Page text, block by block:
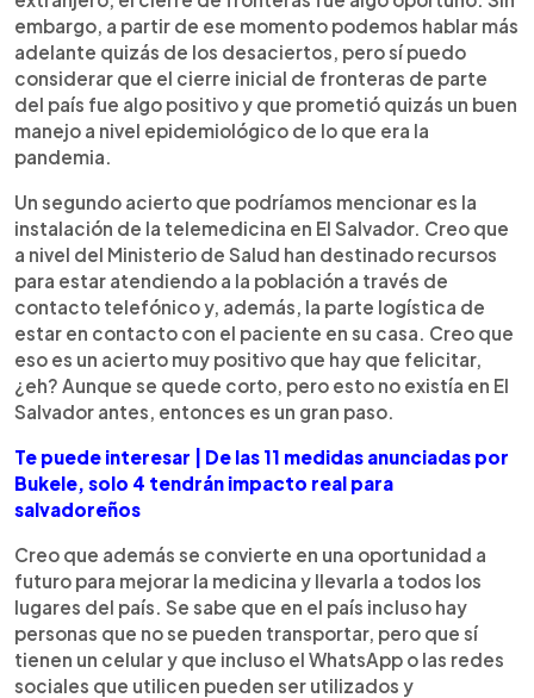
embargo, a partir de ese momento podemos hablar más
adelante quizás de los desaciertos, pero sí puedo
considerar que el cierre inicial de fronteras de parte
del país fue algo positivo y que prometió quizás un buen
manejo a nivel epidemiológico de lo que era la
pandemia.
Un segundo acierto que podríamos mencionar es la
instalación de la telemedicina en El Salvador. Creo que
a nivel del Ministerio de Salud han destinado recursos
para estar atendiendo a la población a través de
contacto telefónico y, además, la parte logística de
estar en contacto con el paciente en su casa. Creo que
eso es un acierto muy positivo que hay que felicitar,
¿eh? Aunque se quede corto, pero esto no existía en El
Salvador antes, entonces es un gran paso.
Te puede interesar | De las 11 medidas anunciadas por
Bukele, solo 4 tendrán impacto real para
salvadoreños
Creo que además se convierte en una oportunidad a
futuro para mejorar la medicina y llevarla a todos los
lugares del país. Se sabe que en el país incluso hay
personas que no se pueden transportar, pero que sí
tienen un celular y que incluso el WhatsApp o las redes
sociales que utilicen pueden ser utilizados y